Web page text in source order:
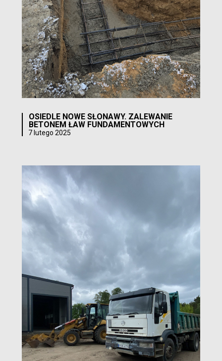
OSIEDLE NOWE SŁONAWY. ZALEWANIE
BETONEM ŁAW FUNDAMENTOWYCH
7 lutego 2025